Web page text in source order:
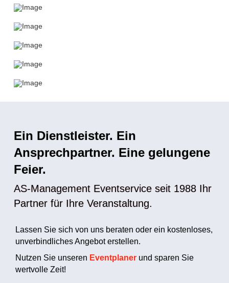
Ein Dienstleister. Ein
Ansprechpartner. Eine gelungene
Feier.
AS-Management Eventservice seit 1988 Ihr
Partner für Ihre Veranstaltung.
Lassen Sie sich von uns beraten oder ein kostenloses,
unverbindliches Angebot erstellen.
Nutzen Sie unseren Eventplaner und sparen Sie
wertvolle Zeit!